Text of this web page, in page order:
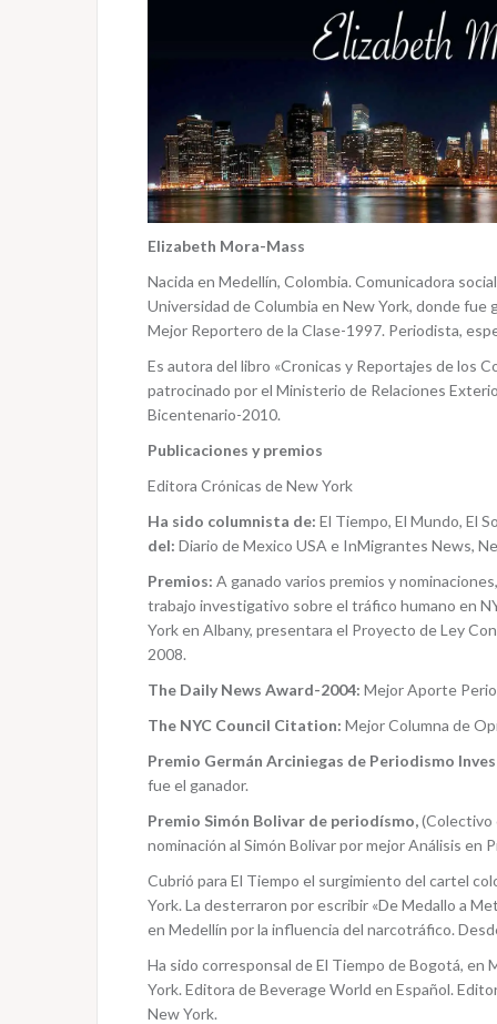
Elizabeth Mora-Mass
Nacida en Medellín, Colombia. Comunicadora
Universidad de Columbia en New York, donde fue
Mejor Reportero de la Clase-1997. Periodista,
Es autora del libro «Cronicas y Reportajes de los
patrocinado por el Ministerio de Relaciones
Bicentenario-2010.
Publicaciones y premios
Editora Crónicas de New York
Ha sido columnista de: El Tiempo, El Mundo, El
del: Diario de Mexico USA e InMigrantes News,
Premios: A ganado varios premios y
trabajo investigativo sobre el tráfico humano en
York en Albany, presentara el Proyecto de Ley
2008.
The Daily News Award-2004: Mejor Aporte
The NYC Council Citation: Mejor Columna de
Premio Germán Arciniegas de Periodismo
fue el ganador.
Premio Simón Bolivar de periodísmo,(Colectivo
nominación al Simón Bolivar por mejor Análisis en
Cubrió para El Tiempo el surgimiento del cartel
York. La desterraron por escribir «De Medallo a
en Medellín por la influencia del narcotráfico.
Ha sido corresponsal de El Tiempo de Bogotá, en
York. Editora de Beverage World en Español.
New York.